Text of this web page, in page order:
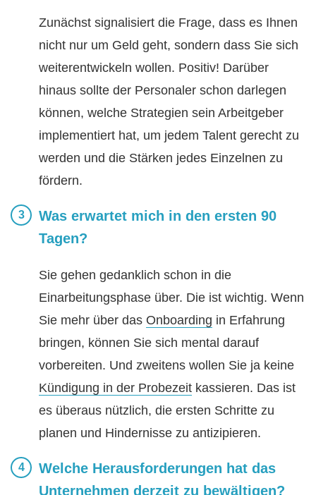
Zunächst signalisiert die Frage, dass es Ihnen
nicht nur um Geld geht, sondern dass Sie sich
weiterentwickeln wollen. Positiv! Darüber
hinaus sollte der Personaler schon darlegen
können, welche Strategien sein Arbeitgeber
implementiert hat, um jedem Talent gerecht zu
werden und die Stärken jedes Einzelnen zu
fördern.
Was erwartet mich in den ersten 90
Tagen?
Sie gehen gedanklich schon in die
Einarbeitungsphase über. Die ist wichtig. Wenn
Sie mehr über das Onboarding in Erfahrung
bringen, können Sie sich mental darauf
vorbereiten. Und zweitens wollen Sie ja keine
Kündigung in der Probezeit kassieren. Das ist
es überaus nützlich, die ersten Schritte zu
planen und Hindernisse zu antizipieren.
Welche Herausforderungen hat das
Unternehmen derzeit zu bewältigen?